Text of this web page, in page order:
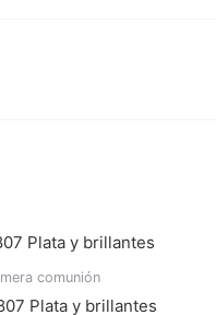
comunión
Plata y brillantes